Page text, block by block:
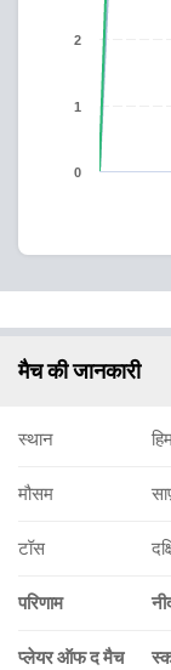
0
1
2
मैच की जानकारी
स्थान
मौसम
टॉस
परिणाम
प्लेयर ऑफ द मैच